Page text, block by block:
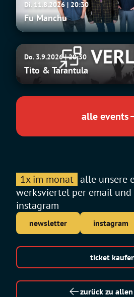
Manchu
Di. 11.8.2026 | 20:30
Fu Manchu
Tito
Tarantula
Do. 3.9.2026 | 20:30
Tito & Tarantula
alle events
1x im monat alle unsere
werksviertel per email
instagram
newsletter instagram
ticket
zurück zu